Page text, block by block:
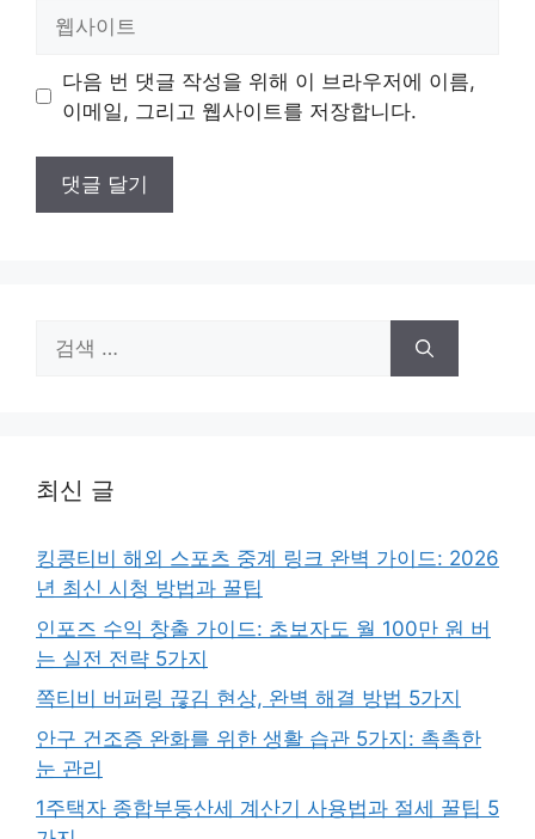
트
다음 번 댓글 작성을 위해 이 브라우저에 이름,
이메일, 그리고 웹사이트를 저장합니다.
색:
최신 글
킹콩티비 해외 스포츠 중계 링크 완벽 가이드: 2026
년 최신 시청 방법과 꿀팁
인포즈 수익 창출 가이드: 초보자도 월 100만 원 버
는 실전 전략 5가지
쪽티비 버퍼링 끊김 현상, 완벽 해결 방법 5가지
안구 건조증 완화를 위한 생활 습관 5가지: 촉촉한
눈 관리
1주택자 종합부동산세 계산기 사용법과 절세 꿀팁 5